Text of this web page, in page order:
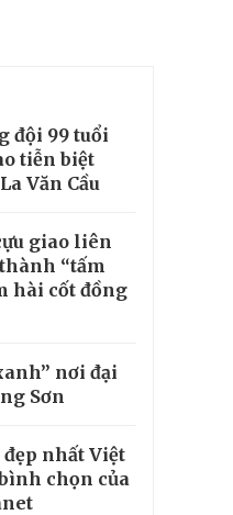
đội 99 tuổi
tiễn biệt
Văn Cầu
giao liên
“tấm
hài cốt đồng
nơi đại
Sơn
đẹp nhất Việt
chọn của